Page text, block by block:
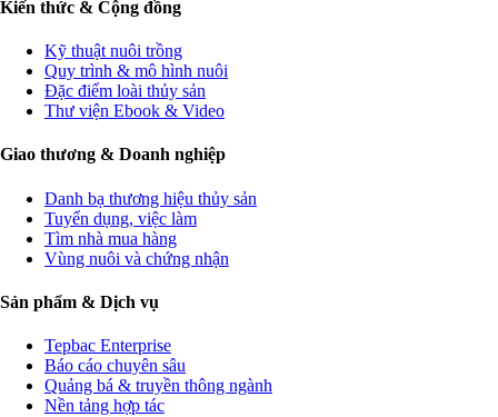
Kiến thức & Cộng đồng
Kỹ thuật nuôi trồng
Quy trình & mô hình nuôi
Đặc điểm loài thủy sản
Thư viện Ebook & Video
Giao thương & Doanh nghiệp
Danh bạ thương hiệu thủy sản
Tuyển dụng, việc làm
Tìm nhà mua hàng
Vùng nuôi và chứng nhận
Sản phẩm & Dịch vụ
Tepbac Enterprise
Báo cáo chuyên sâu
Quảng bá & truyền thông ngành
Nền tảng hợp tác